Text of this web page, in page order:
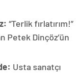
“Terlik fırlatırım!”
Petek Dinçöz’ün
Usta sanatçı